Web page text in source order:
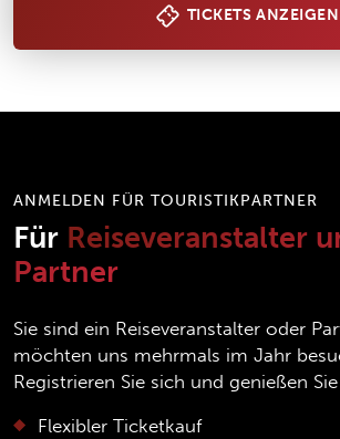
TICKETS ANZEIGEN
ANMELDEN FÜR TOURISTIKPARTNER
Für Reiseveranstalter
Partner
Sie sind ein Reiseveranstalter oder
möchten uns mehrmals im Jahr
Registrieren Sie sich und genießen
Flexibler Ticketkauf